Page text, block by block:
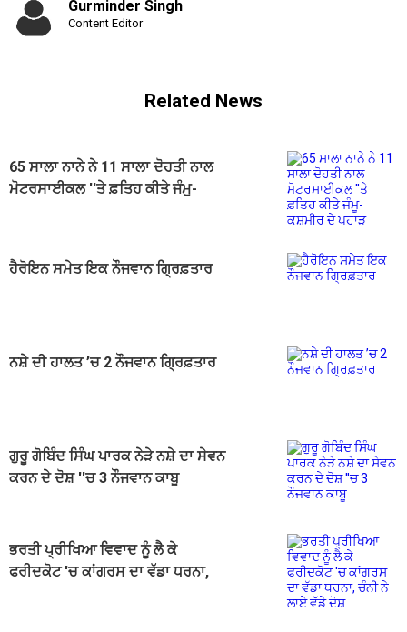
Gurminder Singh
Content Editor
Related News
65 ਸਾਲਾ ਨਾਨੇ ਨੇ 11 ਸਾਲਾ ਦੋਹਤੀ ਨਾਲ
ਮੋਟਰਸਾਈਕਲ ''ਤੇ ਫ਼ਤਿਹ ਕੀਤੇ ਜੰਮੂ-
ਹੈਰੋਇਨ ਸਮੇਤ ਇਕ ਨੌਜਵਾਨ ਗ੍ਰਿਫ਼ਤਾਰ
ਨਸ਼ੇ ਦੀ ਹਾਲਤ ’ਚ 2 ਨੌਜਵਾਨ ਗ੍ਰਿਫ਼ਤਾਰ
ਗੁਰੂ ਗੋਬਿੰਦ ਸਿੰਘ ਪਾਰਕ ਨੇੜੇ ਨਸ਼ੇ ਦਾ ਸੇਵਨ
ਕਰਨ ਦੇ ਦੋਸ਼ ''ਚ 3 ਨੌਜਵਾਨ ਕਾਬੂ
ਭਰਤੀ ਪ੍ਰੀਖਿਆ ਵਿਵਾਦ ਨੂੰ ਲੈ ਕੇ
ਫਰੀਦਕੋਟ 'ਚ ਕਾਂਗਰਸ ਦਾ ਵੱਡਾ ਧਰਨਾ,